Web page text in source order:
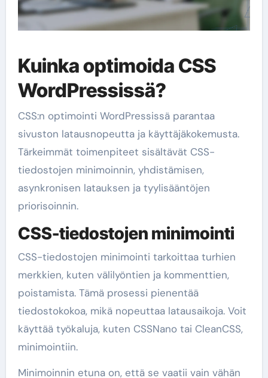
Kuinka optimoida CSS
WordPressissä?
CSS:n optimointi WordPressissä parantaa
sivuston latausnopeutta ja käyttäjäkokemusta.
Tärkeimmät toimenpiteet sisältävät CSS-
tiedostojen minimoinnin, yhdistämisen,
asynkronisen latauksen ja tyylisääntöjen
priorisoinnin.
CSS-tiedostojen minimointi
CSS-tiedostojen minimointi tarkoittaa turhien
merkkien, kuten välilyöntien ja kommenttien,
poistamista. Tämä prosessi pienentää
tiedostokokoa, mikä nopeuttaa latausaikoja. Voit
käyttää työkaluja, kuten CSSNano tai CleanCSS,
minimointiin.
Minimoinnin etuna on, että se vaatii vain vähän